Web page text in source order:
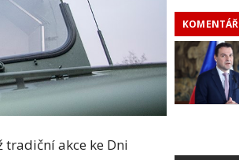
akce ke Dni
KOMENTÁŘ